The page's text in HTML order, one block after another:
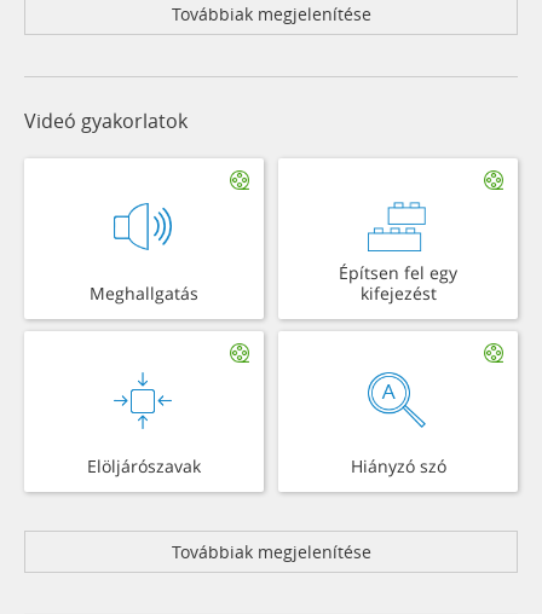
Továbbiak megjelenítése
Videó gyakorlatok
Meghallgatás
Építsen fel egy
kifejezést
Elöljárószavak Hiányzó szó
Továbbiak megjelenítése